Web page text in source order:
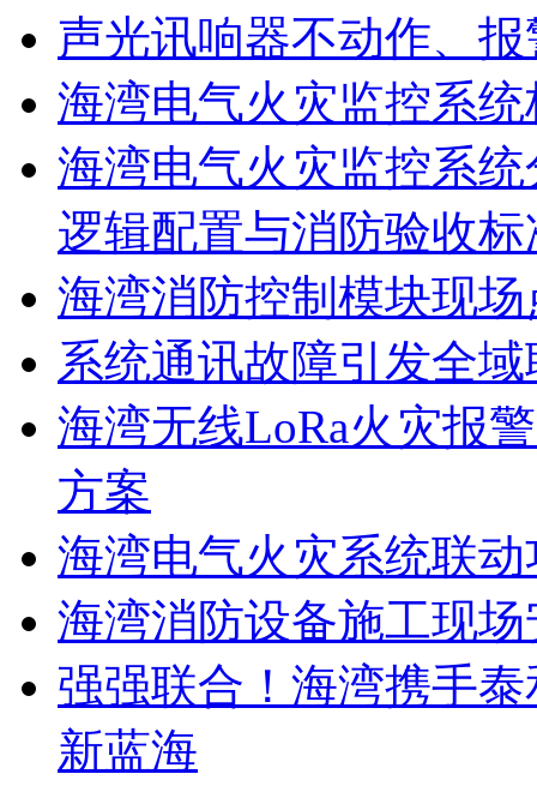
声光讯响器不动作、
海湾电气火灾监控系
海湾电气火灾监控系
逻辑配置与消防验收标
海湾消防控制模块现
系统通讯故障引发全
海湾无线LoRa火灾报
方案
海湾电气火灾系统联
海湾消防设备施工现
强强联合！海湾携手
新蓝海